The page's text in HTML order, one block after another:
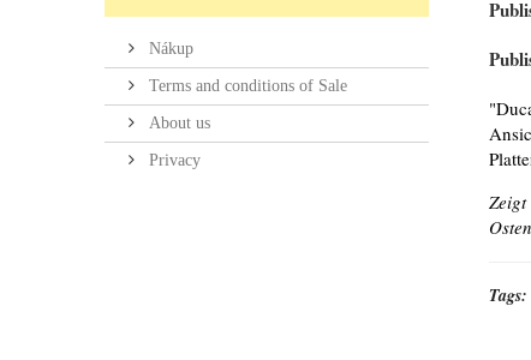
Nákup
Terms and conditions of Sale
About us
Privacy
Zeigt
Tags: